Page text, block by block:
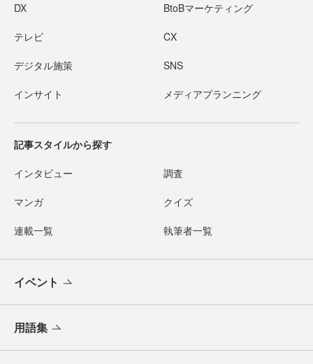
DX BtoBマーケティング
テレビ CX
デジタル施策 SNS
インサイト メディアプランニング
記事スタイルから探す
インタビュー 調査
マンガ クイズ
連載一覧 執筆者一覧
イベント
用語集